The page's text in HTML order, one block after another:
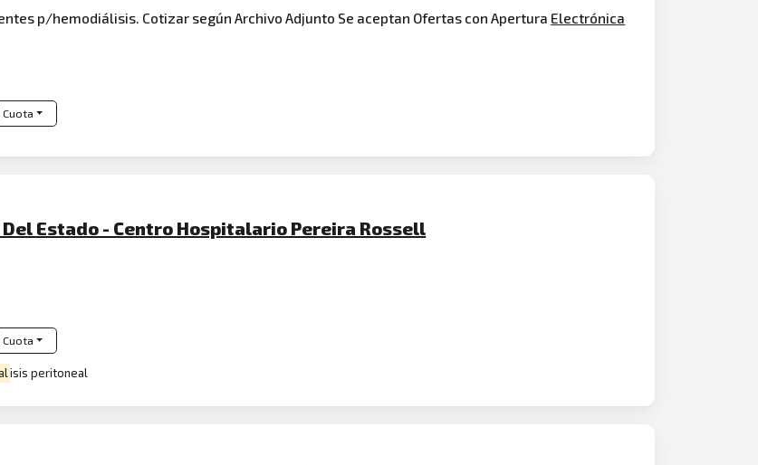
p/hemodiálisis. Cotizar según Archivo Adjunto Se aceptan Ofertas con Apertura Electrónica
Cuota
Estado - Centro Hospitalario Pereira Rossell
Cuota
isis peritoneal